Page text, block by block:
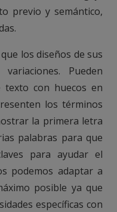
previo y semántico,
los diseños de sus
Pueden
texto con huecos en
los términos
la primera letra
palabras para que
para ayudar el
podemos adaptar a
posible ya que
específicas con